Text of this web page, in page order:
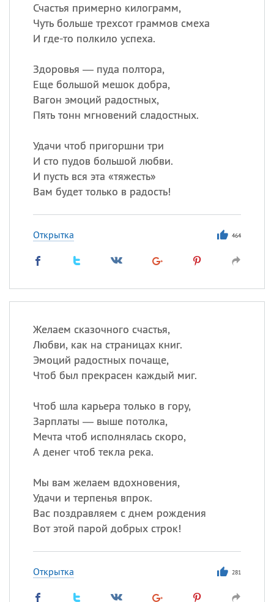
Счастья примерно килограмм,
Чуть больше трехсот граммов смеха
И где-то полкило успеха.
Здоровья — пуда полтора,
Еще большой мешок добра,
Вагон эмоций радостных,
Пять тонн мгновений сладостных.
Удачи чтоб пригоршни три
И сто пудов большой любви.
И пусть вся эта «тяжесть»
Вам будет только в радость!
Открытка 464
Желаем сказочного счастья,
Любви, как на страницах книг.
Эмоций радостных почаще,
Чтоб был прекрасен каждый миг.
Чтоб шла карьера только в гору,
Зарплаты — выше потолка,
Мечта чтоб исполнялась скоро,
А денег чтоб текла река.
Мы вам желаем вдохновения,
Удачи и терпенья впрок.
Вас поздравляем с днем рождения
Вот этой парой добрых строк!
Открытка 281